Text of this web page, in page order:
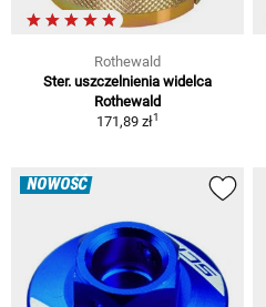
Rothewald
Ster. uszczelnienia widelca
Rothewald
171,89 zł1
NOWOŚĆ